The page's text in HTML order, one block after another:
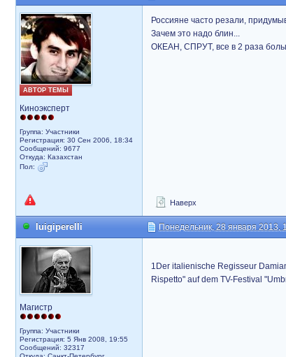
АВТОР ТЕМЫ
Киноэксперт
Группа: Участники
Регистрация: 30 Сен 2006, 18:34
Сообщений: 9677
Откуда: Казахстан
Пол:
Россияне часто резали,
Зачем это надо блин...
ОКЕАН, СПРУТ, все в 2 раза
Наверх
luigiperelli Понедельник, 28 января 2013,
Магистр
Группа: Участники
Регистрация: 5 Янв 2008, 19:55
Сообщений: 32317
1Der italienische Regisseur
Rispetto" auf dem TV-Festival